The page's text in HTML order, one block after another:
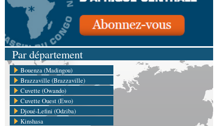
Par département
Bouenza (Madingou)
Brazzaville (Brazzaville)
Cuvette (Owando)
Cuvette Ouest (Ewo)
Djoué-Lefini (Odziba)
Kinshasa